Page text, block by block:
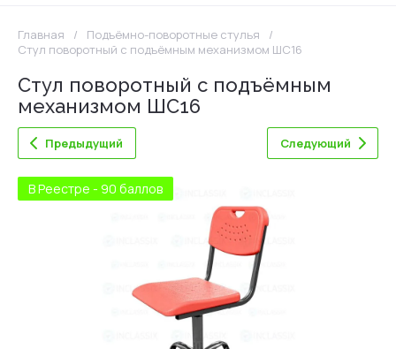
Главная / Подъёмно-поворотные стулья
/
Стул поворотный с подъёмным механизмом ШС16
Стул поворотный с подъёмным
механизмом ШС16
Предыдущий Следующий
В Реестре - 90 баллов